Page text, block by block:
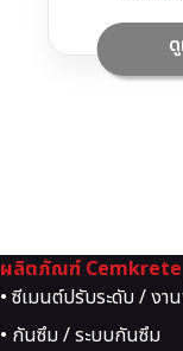
ผลิตภัณฑ์ Cemkrete
• ซีเมนต์ปรับระดับ / งา
• กันซึม / ระบบกันซึม